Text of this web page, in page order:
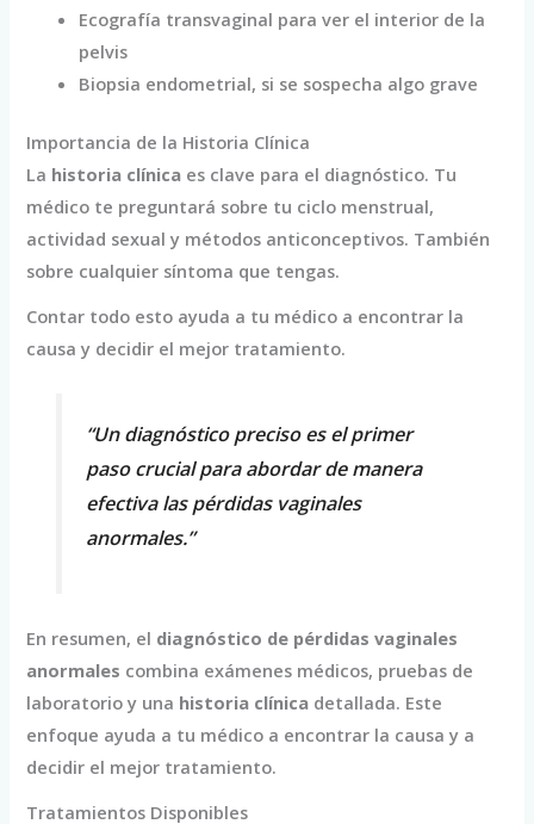
Ecografía transvaginal para ver el interior de la
pelvis
Biopsia endometrial, si se sospecha algo grave
Importancia de la Historia Clínica
La historia clínica es clave para el diagnóstico. Tu
médico te preguntará sobre tu ciclo menstrual,
actividad sexual y métodos anticonceptivos. También
sobre cualquier síntoma que tengas.
Contar todo esto ayuda a tu médico a encontrar la
causa y decidir el mejor tratamiento.
“Un diagnóstico preciso es el primer
paso crucial para abordar de manera
efectiva las pérdidas vaginales
anormales.”
En resumen, el diagnóstico de pérdidas vaginales
anormales combina exámenes médicos, pruebas de
laboratorio y una historia clínica detallada. Este
enfoque ayuda a tu médico a encontrar la causa y a
decidir el mejor tratamiento.
Tratamientos Disponibles